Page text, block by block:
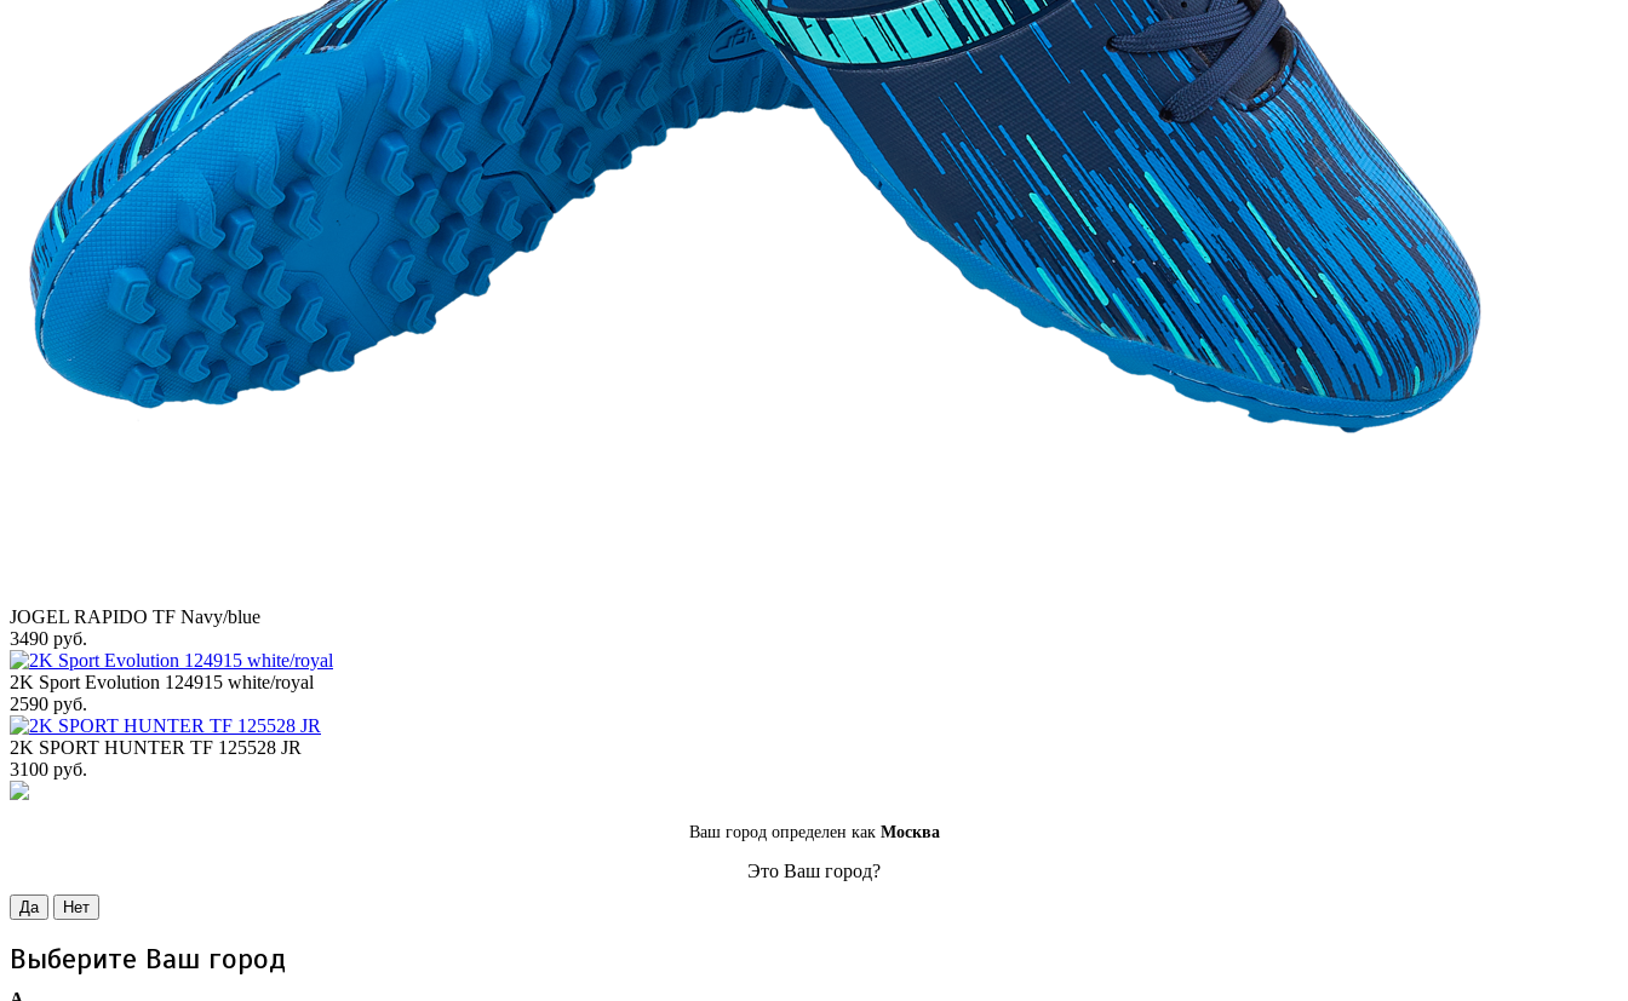
JOGEL RAPIDO TF Navy/blue
3490 руб.
2K Sport Evolution 124915 white/royal
2590 руб.
2K SPORT HUNTER TF 125528 JR
3100 руб.
Ваш город определен как Москва
Это Ваш город?
Да Нет
Выберите Ваш город